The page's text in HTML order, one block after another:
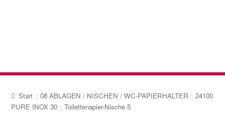
Start 08 ABLAGEN / NISCHEN / WC-PAPIERHALTER
24100
PURE INOX 30
Toilettenapier-Nische 5